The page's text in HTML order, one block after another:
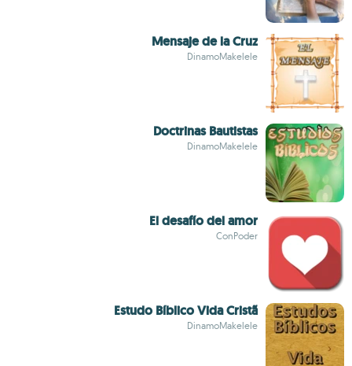
Mensaje de la Cruz
DinamoMakelele
Doctrinas Bautistas
DinamoMakelele
El desafío del amor
ConPoder
Estudo Bíblico Vida Cristã
DinamoMakelele